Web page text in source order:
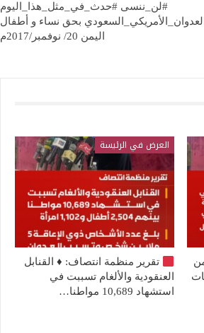
#لن_ننسى #حدث_في_مثل_هذا_اليوم
بحق نساء و أطفال
اليمن 20/ نوفمبر/2017م
العرض في الرئيسة
تقرير منظمة انتصاف: ♦️القنابل
العنقودية والألغام تسببت في
استشهاد 10,689 مواطنا…